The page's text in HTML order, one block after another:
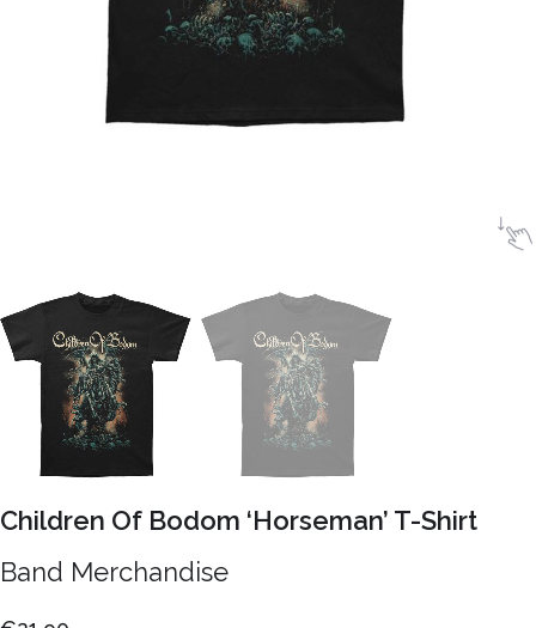
Children Of Bodom ‘Horseman’ T-Shirt
Band Merchandise